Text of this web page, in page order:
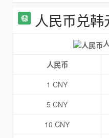
人民币兑韩
人民币
1 CNY
5 CNY
10 CNY